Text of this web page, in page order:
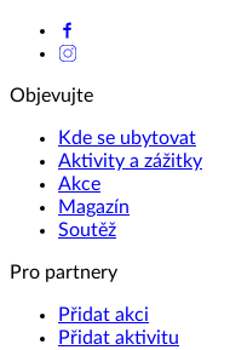
Objevujte
Kde se ubytovat
Aktivity a zážitky
Akce
Magazín
Soutěž
Pro partnery
Přidat akci
Přidat aktivitu